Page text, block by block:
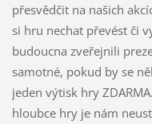
přesvědčit na našich
si hru nechat převést či
budoucna zveřejnili
samotné, pokud by se
jeden výtisk hry
hloubce hry je nám